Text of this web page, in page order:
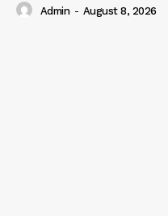
Admin - August 8, 2026